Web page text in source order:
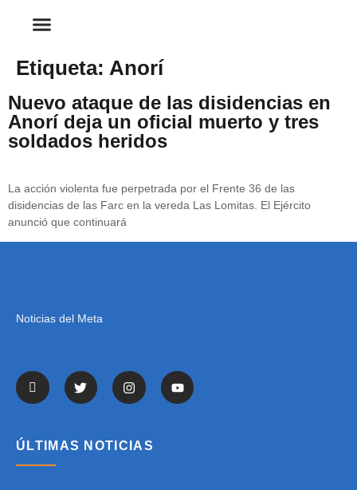
Etiqueta: Anorí
Nuevo ataque de las disidencias en
Anorí deja un oficial muerto y tres
soldados heridos
La acción violenta fue perpetrada por el Frente 36 de las
disidencias de las Farc en la vereda Las Lomitas. El Ejército
anunció que continuará
Noticias del Meta
ÚLTIMAS NOTICIAS